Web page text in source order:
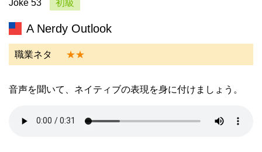
Joke 53 初級
A Nerdy Outlook
職業ネタ ★★
音声を聞いて、ネイティブの表現を身に付けましょう。